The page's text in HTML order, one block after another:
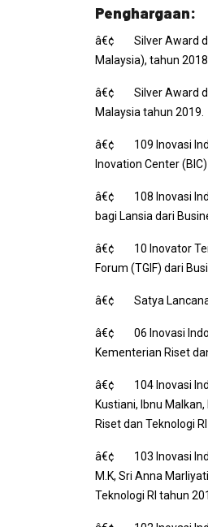
Penghargaan:
â€¢ Silver Award
Malaysia), tahun 2018.
â€¢ Silver Award
Malaysia tahun 2019.
â€¢ 109 Inovasi
Inovation Center
â€¢ 108 Inovasi
bagi Lansia dari
â€¢ 10 Inovator
Forum (TGIF) dari
â€¢ Satya Lancana
â€¢ 06 Inovasi
Kementerian Riset
â€¢ 104 Inovasi
Kustiani, Ibnu
Riset dan Teknologi
â€¢ 103 Inovasi
M.K, Sri Anna
Teknologi RI tahun